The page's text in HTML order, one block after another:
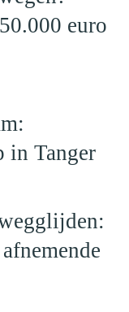
euro
in Tanger